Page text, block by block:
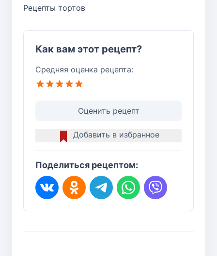
Рецепты тортов
Как вам этот рецепт?
Средняя оценка рецепта:
Оценить рецепт
Добавить в избранное
Поделиться рецептом: